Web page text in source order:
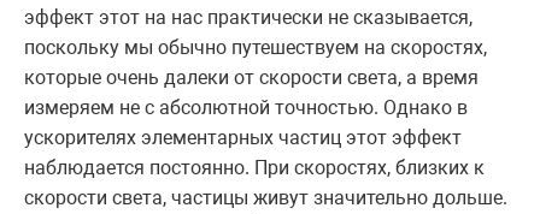
эффект этот на нас практически не сказывается,
поскольку мы обычно путешествуем на скоростях,
которые очень далеки от скорости света, а время
измеряем не с абсолютной точностью. Однако в
ускорителях элементарных частиц этот эффект
наблюдается постоянно. При скоростях, близких к
скорости света, частицы живут значительно дольше.